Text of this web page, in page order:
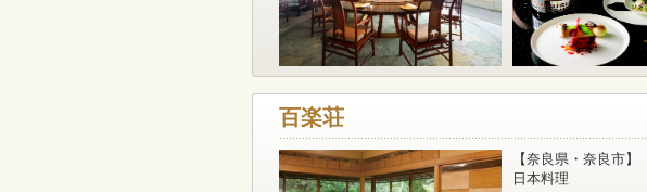
百楽荘
【奈良県・奈良市】
日本料理